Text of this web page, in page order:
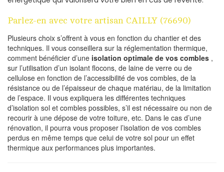
Parlez-en avec votre artisan CAILLY (76690)
Plusieurs choix s’offrent à vous en fonction du chantier et des
techniques. Il vous conseillera sur la réglementation thermique,
comment bénéficier d’une isolation optimale de vos combles ,
sur l’utilisation d’un isolant flocons, de laine de verre ou de
cellulose en fonction de l’accessibilité de vos combles, de la
résistance ou de l’épaisseur de chaque matériau, de la limitation
de l’espace. Il vous expliquera les différentes techniques
d’isolation sol et combles possibles, s’il est nécessaire ou non de
recourir à une dépose de votre toiture, etc. Dans le cas d’une
rénovation, il pourra vous proposer l’isolation de vos combles
perdus en même temps que celui de votre sol pour un effet
thermique aux performances plus importantes.